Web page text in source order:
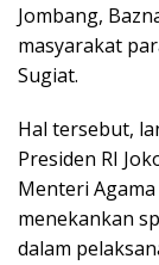
Jombang,
masyarakat
Sugiat.
Hal tersebut,
Presiden RI
Menteri
menekankan
dalam